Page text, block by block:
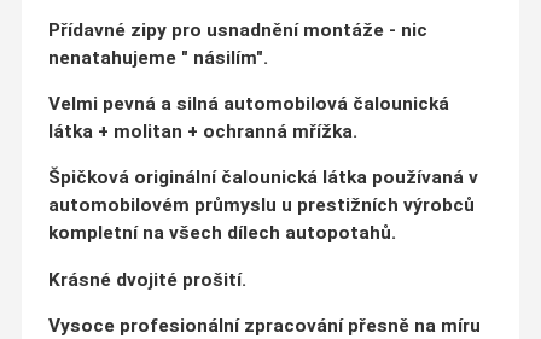
Přídavné zipy pro usnadnění montáže - nic
nenatahujeme " násilím".
Velmi pevná a silná automobilová čalounická
látka + molitan + ochranná mřížka.
Špičková originální čalounická látka používaná v
automobilovém průmyslu u prestižních výrobců
kompletní na všech dílech autopotahů.
Krásné dvojité prošití.
Vysoce profesionální zpracování přesně na míru